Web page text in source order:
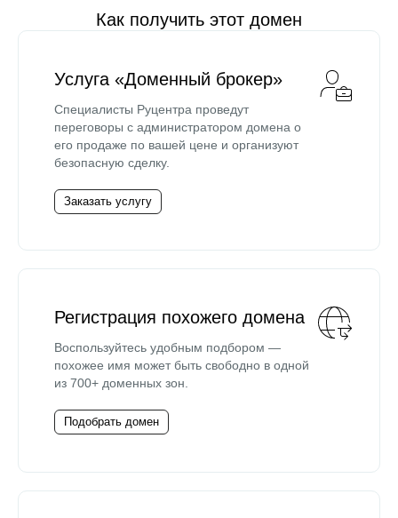
Как получить этот домен
Услуга «Доменный брокер»
Специалисты Руцентра проведут
переговоры с администратором домена о
его продаже по вашей цене и организуют
безопасную сделку.
Заказать услугу
Регистрация похожего домена
Воспользуйтесь удобным подбором —
похожее имя может быть свободно в одной
из 700+ доменных зон.
Подобрать домен